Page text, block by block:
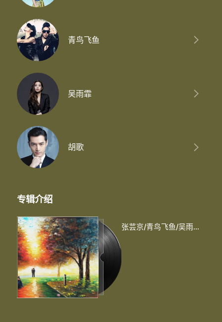
回头看不曾走远
依依目光此生不换
要分散不习惯
怎么算都太难
分开之后更勇敢
愿这爱世代相传
爱 还没来
天地间风云忽然变
有情有义的人都要回来
爱 总会来
都等了太久哭尽无奈
她从树中来追随前世真爱
亲身体验过春去秋又来
情到至深时乌发也浓白
剑成人后心动花灿烂的开
心底执着的信念为你存在
多遥远的路都阻挡不住
失去自由的生生世世
有爱不懂相拥错过了最爱
送一剑祝福再默默相助
恐怕没以后不自觉留退路
《忘记时间》
沉默着走了有
多遥远
抬起头 蓦然间 才发现
青鸟飞鱼
吴雨霏
胡歌
专辑介绍
张芸京/青鸟飞鱼/吴雨霏/胡歌